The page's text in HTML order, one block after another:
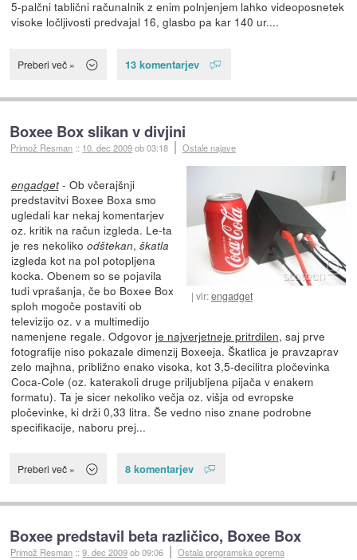
5-palčni tablični računalnik z enim polnjenjem lahko videoposnetek
visoke ločljivosti predvajal 16, glasbo pa kar 140 ur....
Preberi več » 13 komentarjev
Boxee Box slikan v divjini
Primož Resman :: 10. dec 2009ob 03:18 Ostale najave
vir:engadget
engadget- Ob včerajšnji
predstavitvi Boxee Boxa smo
ugledali kar nekaj komentarjev
oz. kritik na račun izgleda. Le-ta
je res nekoliko odštekan, škatla
izgleda kot na pol potopljena
kocka. Obenem so se pojavila
tudi vprašanja, če bo Boxee Box
sploh mogoče postaviti ob
televizijo oz. v a multimedijo
namenjene regale. Odgovor je najverjetneje pritrdilen, saj prve
fotografije niso pokazale dimenzij Boxeeja. Škatlica je pravzaprav
zelo majhna, približno enako visoka, kot 3,5-decilitra pločevinka
Coca-Cole (oz. katerakoli druge priljubljena pijača v enakem
formatu). Ta je sicer nekoliko večja oz. višja od evropske
pločevinke, ki drži 0,33 litra. Še vedno niso znane podrobne
specifikacije, naboru prej...
Preberi več » 8 komentarjev
Boxee predstavil beta različico, Boxee Box
Primož Resman ::9. dec 2009ob 09:06 Ostala programska oprema